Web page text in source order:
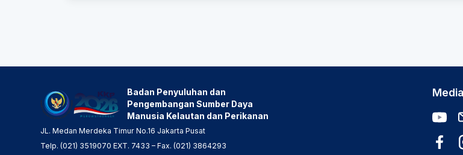
Badan Penyuluhan dan
Pengembangan Sumber Daya
Manusia Kelautan dan Perikanan
JL. Medan Merdeka Timur No.16 Jakarta Pusat
Telp. (021) 3519070 EXT. 7433 – Fax. (021) 3864293